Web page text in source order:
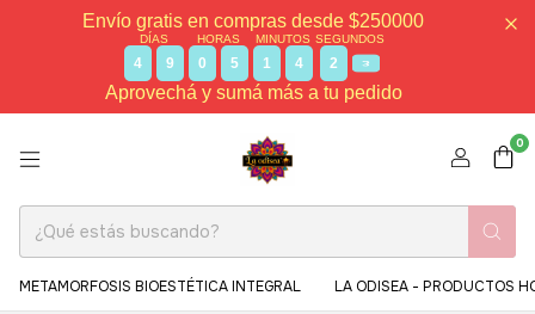
Envío gratis en compras desde $250000
DÍAS
4 9
HORAS
0 5
MINUTOS
1 4
SEGUNDOS
2 1
Aprovechá y sumá más a tu pedido
0
METAMORFOSIS BIOESTÉTICA INTEGRAL LA ODISEA - PRODUCTOS